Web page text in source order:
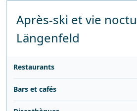
Après-ski et vie
Längenfeld
Restaurants
Bars et cafés